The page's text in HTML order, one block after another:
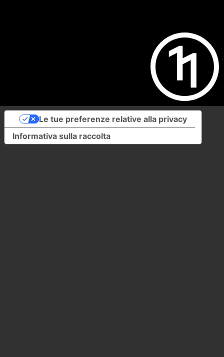
Informativa sulla raccolta
Le tue preferenze relative alla privacy